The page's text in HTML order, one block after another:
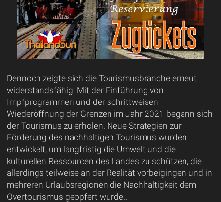
Dennoch zeigte sich die Tourismusbranche erneut
widerstandsfähig. Mit der Einführung von
Impfprogrammen und der schrittweisen
Wiederöffnung der Grenzen im Jahr 2021 begann sich
der Tourismus zu erholen. Neue Strategien zur
Förderung des nachhaltigen Tourismus wurden
entwickelt, um langfristig die Umwelt und die
kulturellen Ressourcen des Landes zu schützen, die
allerdings teilweise an der Realität vorbeigingen und in
mehreren Urlaubsregionen die Nachhaltigkeit dem
Overtourismus geopfert wurde..